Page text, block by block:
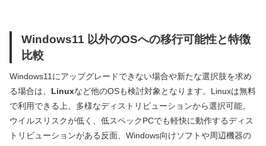
Windows11 以外のOSへの移行可能性と特徴
比較
Windows11にアップグレードできない場合や新たな選択肢を求め
る場合は、 Linuxなど他のOSも検討対象となります。Linuxは無料
で利用できる上、多様なディストリビューションから選択可能。
ウイルスリスクが低く、低スペックPCでも軽快に動作するディス
トリビューションがある反面、Windows向けソフトや周辺機器の